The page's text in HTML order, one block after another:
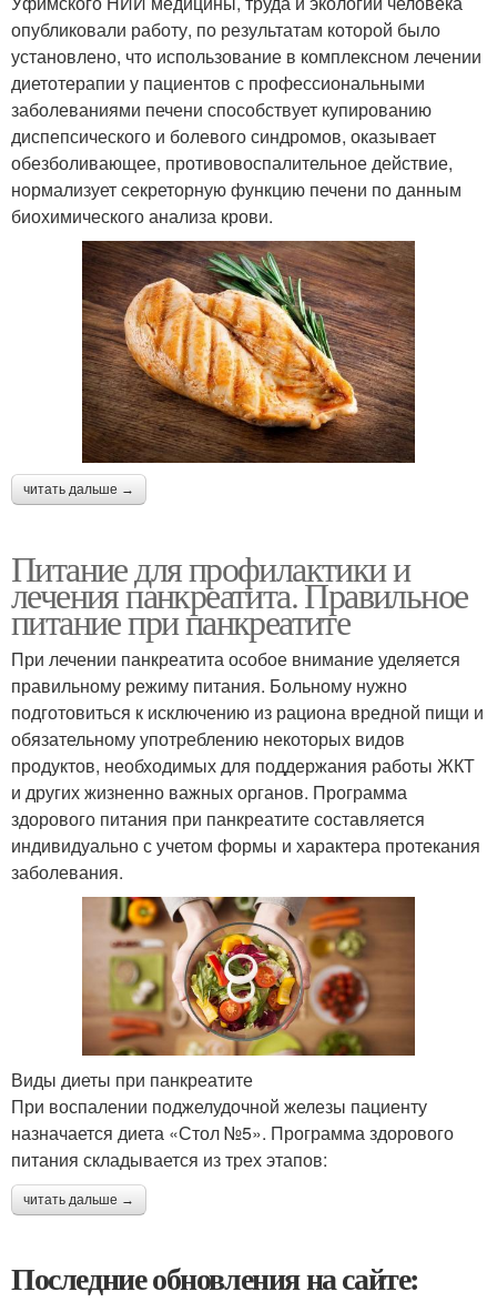
опубликовали работу, по результатам которой было
установлено, что использование в комплексном лечении
диетотерапии у пациентов с профессиональными
заболеваниями печени способствует купированию
диспепсического и болевого синдромов, оказывает
обезболивающее, противовоспалительное действие,
нормализует секреторную функцию печени по данным
биохимического анализа крови.
читать дальше →
Питание для профилактики и
лечения панкреатита. Правильное
питание при панкреатите
При лечении панкреатита особое внимание уделяется
правильному режиму питания. Больному нужно
подготовиться к исключению из рациона вредной пищи и
обязательному употреблению некоторых видов
продуктов, необходимых для поддержания работы ЖКТ
и других жизненно важных органов. Программа
здорового питания при панкреатите составляется
индивидуально с учетом формы и характера протекания
заболевания.
Виды диеты при панкреатите
При воспалении поджелудочной железы пациенту
назначается диета «Стол №5». Программа здорового
питания складывается из трех этапов:
читать дальше →
Последние обновления на сайте: